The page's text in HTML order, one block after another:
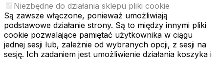
Niezbędne do działania sklepu pliki cookie
Są zawsze włączone, ponieważ umożliwiają
podstawowe działanie strony. Są to między innymi pliki
cookie pozwalające pamiętać użytkownika w ciągu
jednej sesji lub, zależnie od wybranych opcji, z sesji na
sesję. Ich zadaniem jest umożliwienie działania koszyka i